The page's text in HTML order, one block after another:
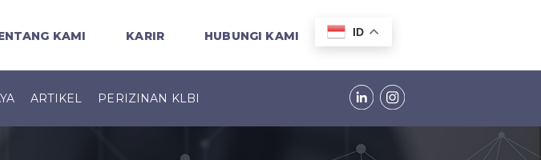
KAMI KARIR HUBUNGI KAMI ID
ARTIKEL PERIZINAN KLBI